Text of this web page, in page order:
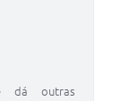
dá outras